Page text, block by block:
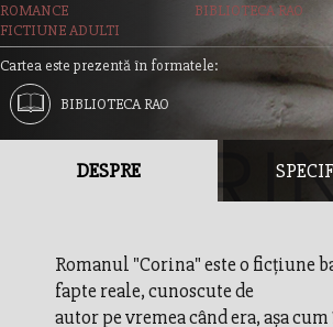
ROMANCE
BIBLIOTECA RAO
FICTIUNE ADULTI
Cartea este prezentă în formatele:
BIBLIOTECA RAO
DESPRE
Romanul "Corina" este o ficțiune
fapte reale, cunoscute de
autor pe vremea când era, așa